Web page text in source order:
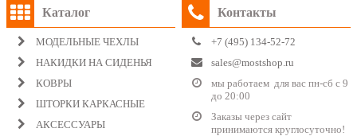
Каталог
МОДЕЛЬНЫЕ ЧЕХЛЫ
НАКИДКИ НА СИДЕНЬЯ
КОВРЫ
ШТОРКИ КАРКАСНЫЕ
АКСЕССУАРЫ
Контакты
+7 (495) 134-52-72
sales@mostshop.ru
мы работаем для вас пн-сб с 9
до 20:00
Заказы через сайт
принимаются круглосуточно!